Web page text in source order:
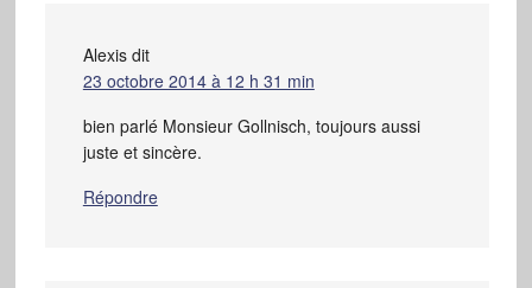
Alexis dit
23 octobre 2014 à 12 h 31 min
bien parlé Monsieur Gollnisch, toujours aussi
juste et sincère.
Répondre